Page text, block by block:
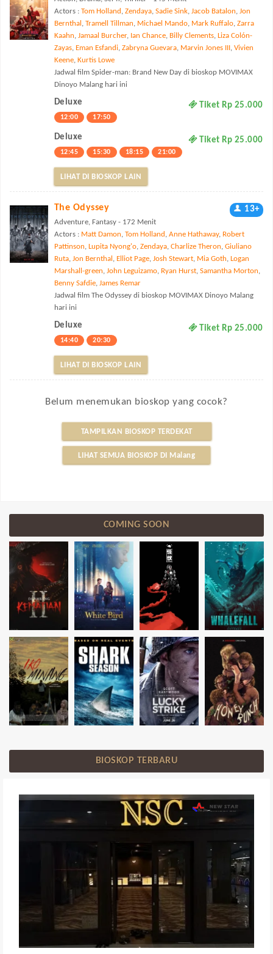
Actors : Tom Holland , Zendaya, Sadie Sink, Jacob Batalon, Jon
Bernthal , Tramell Tillman, Michael Mando, Mark Ruffalo, Zarra
Kaahn, Jamaal Burcher, Ian Chance, Billy Clements, Liza Colón-
Zayas, Eman Esfandi, Zabryna Guevara, Marvin Jones III, Vivien
Keene, Kurtis Lowe
Jadwal film Spider-man: Brand New Day di bioskop MOVIMAX
Dinoyo Malang hari ini
Deluxe Tiket Rp 25.000
12:00 17:50
Deluxe Tiket Rp 25.000
12:45 15:30 18:15 21:00
LIHAT DI BIOSKOP LAIN
The Odyssey 13+
Adventure, Fantasy - 172 Menit
Actors : Matt Damon, Tom Holland , Anne Hathaway, Robert
Pattinson, Lupita Nyong'o, Zendaya, Charlize Theron, Giuliano
Ruta, Jon Bernthal , Elliot Page, Josh Stewart, Mia Goth, Logan
Marshall-green, John Leguizamo, Ryan Hurst, Samantha Morton,
Benny Safdie, James Remar
Jadwal film The Odyssey di bioskop MOVIMAX Dinoyo Malang
hari ini
Deluxe Tiket Rp 25.000
14:40 20:30
LIHAT DI BIOSKOP LAIN
Belum menemukan bioskop yang cocok?
TAMPILKAN BIOSKOP TERDEKAT
LIHAT SEMUA BIOSKOP DI Malang
COMING SOON
BIOSKOP TERBARU